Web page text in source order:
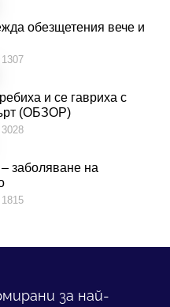
обезщетения вече и
1307
и се гавриха с
(ОБЗОР)
3028
заболяване на
1815
за най-